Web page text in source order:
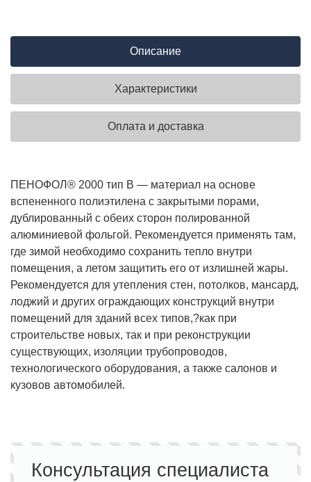
Описание
Характеристики
Оплата и доставка
ПЕНОФОЛ® 2000 тип B — материал на основе
вспененного полиэтилена с закрытыми порами,
дублированный с обеих сторон полированной
алюминиевой фольгой. Рекомендуется применять там,
где зимой необходимо сохранить тепло внутри
помещения, а летом защитить его от излишней жары.
Рекомендуется для утепления стен, потолков, мансард,
лоджий и других ограждающих конструкций внутри
помещений для зданий всех типов,?как при
строительстве новых, так и при реконструкции
существующих, изоляции трубопроводов,
технологического оборудования, а также салонов и
кузовов автомобилей.
Консультация специалиста